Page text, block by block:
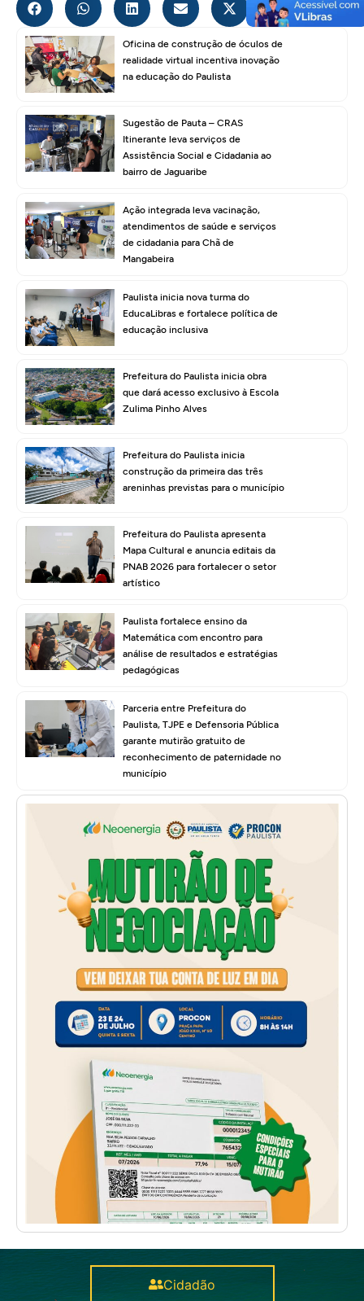
Oficina de construção de óculos de
realidade virtual incentiva inovação
na educação do Paulista
Sugestão de Pauta – CRAS
Itinerante leva serviços de
Assistência Social e Cidadania ao
bairro de Jaguaribe
Ação integrada leva vacinação,
atendimentos de saúde e serviços
de cidadania para Chã de
Mangabeira
Paulista inicia nova turma do
EducaLibras e fortalece política de
educação inclusiva
Prefeitura do Paulista inicia obra
que dará acesso exclusivo à Escola
Zulima Pinho Alves
Prefeitura do Paulista inicia
construção da primeira das três
areninhas previstas para o município
Prefeitura do Paulista apresenta
Mapa Cultural e anuncia editais da
PNAB 2026 para fortalecer o setor
artístico
Paulista fortalece ensino da
Matemática com encontro para
análise de resultados e estratégias
pedagógicas
Parceria entre Prefeitura do
Paulista, TJPE e Defensoria Pública
garante mutirão gratuito de
reconhecimento de paternidade no
município
Cidadão